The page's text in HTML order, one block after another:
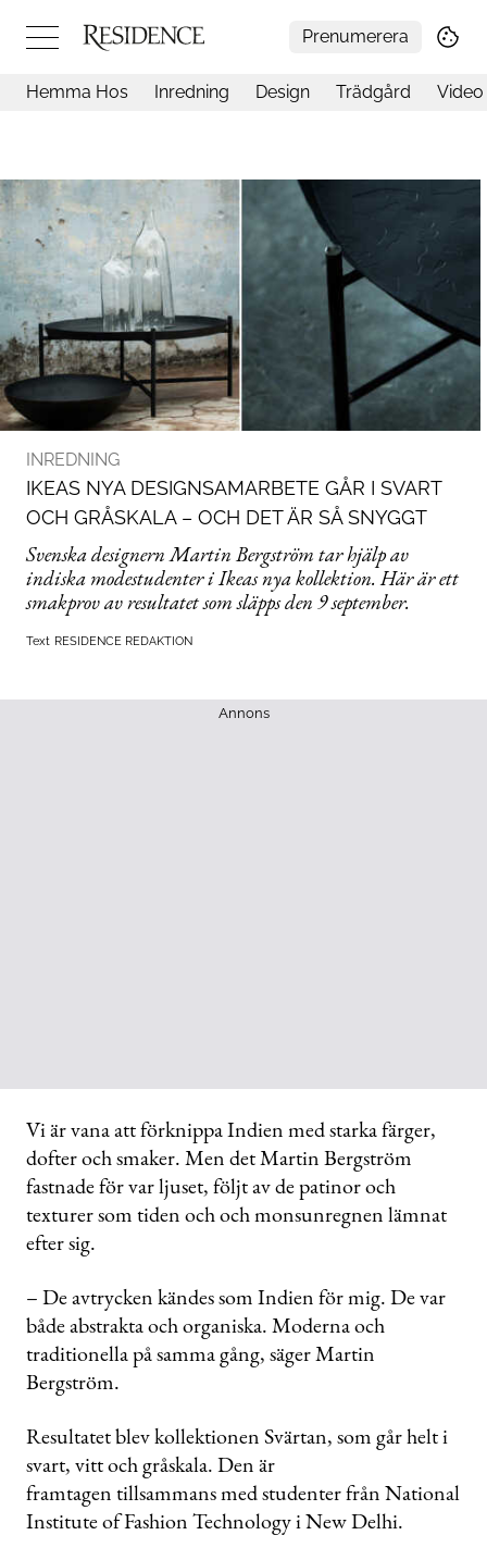
Prenumerera
Design
Trädgård
Video
Inredning
Livsstil
Resor
Mat & Dryck
Influencers
Mer
Hemma Hos Inredning Design Trädgård Video
INREDNING
IKEAS NYA DESIGNSAMARBETE GÅR I SVART
OCH GRÅSKALA – OCH DET ÄR SÅ SNYGGT
Svenska designern Martin Bergström tar hjälp av
indiska modestudenter i Ikeas nya kollektion. Här är ett
smakprov av resultatet som släpps den 9 september.
Text RESIDENCE REDAKTION
Annons
Vi är vana att förknippa Indien med starka färger,
dofter och smaker. Men det Martin Bergström
fastnade för var ljuset, följt av de patinor och
texturer som tiden och och monsunregnen lämnat
efter sig.
– De avtrycken kändes som Indien för mig. De var
både abstrakta och organiska. Moderna och
traditionella på samma gång, säger Martin
Bergström.
Resultatet blev kollektionen Svärtan, som går helt i
svart, vitt och gråskala. Den är
framtagen tillsammans med studenter från National
Institute of Fashion Technology i New Delhi.